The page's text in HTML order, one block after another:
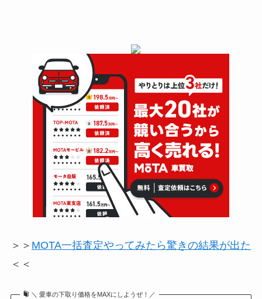
＞＞ MOTA一括査定やってみたら驚きの結果が出た
＜＜
＼ 愛車の下取り価格をMAXにしようぜ！／